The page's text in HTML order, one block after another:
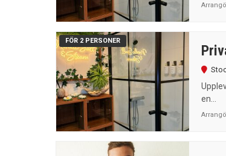
FÖR 2 PERSONER
en...